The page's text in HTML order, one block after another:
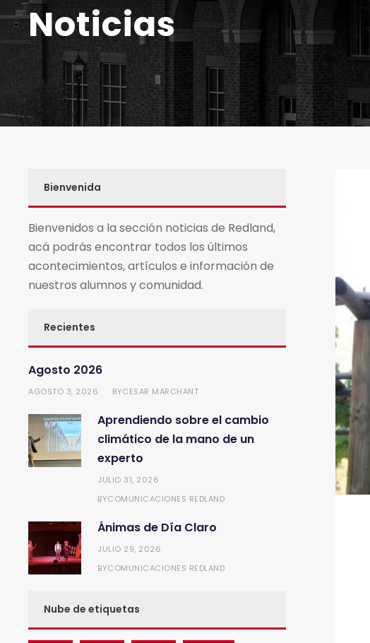
Noticias
Bienvenida
Bienvenidos a la sección noticias de Redland,
acá podrás encontrar todos los últimos
acontecimientos, artículos e información de
nuestros alumnos y comunidad.
Recientes
Agosto 2026
AGOSTO 3, 2026 BYCESAR MARCHANT
Aprendiendo sobre el cambio
climático de la mano de un
experto
JULIO 31, 2026
BYCOMUNICACIONES REDLAND
Ánimas de Día Claro
JULIO 29, 2026
BYCOMUNICACIONES REDLAND
Nube de etiquetas